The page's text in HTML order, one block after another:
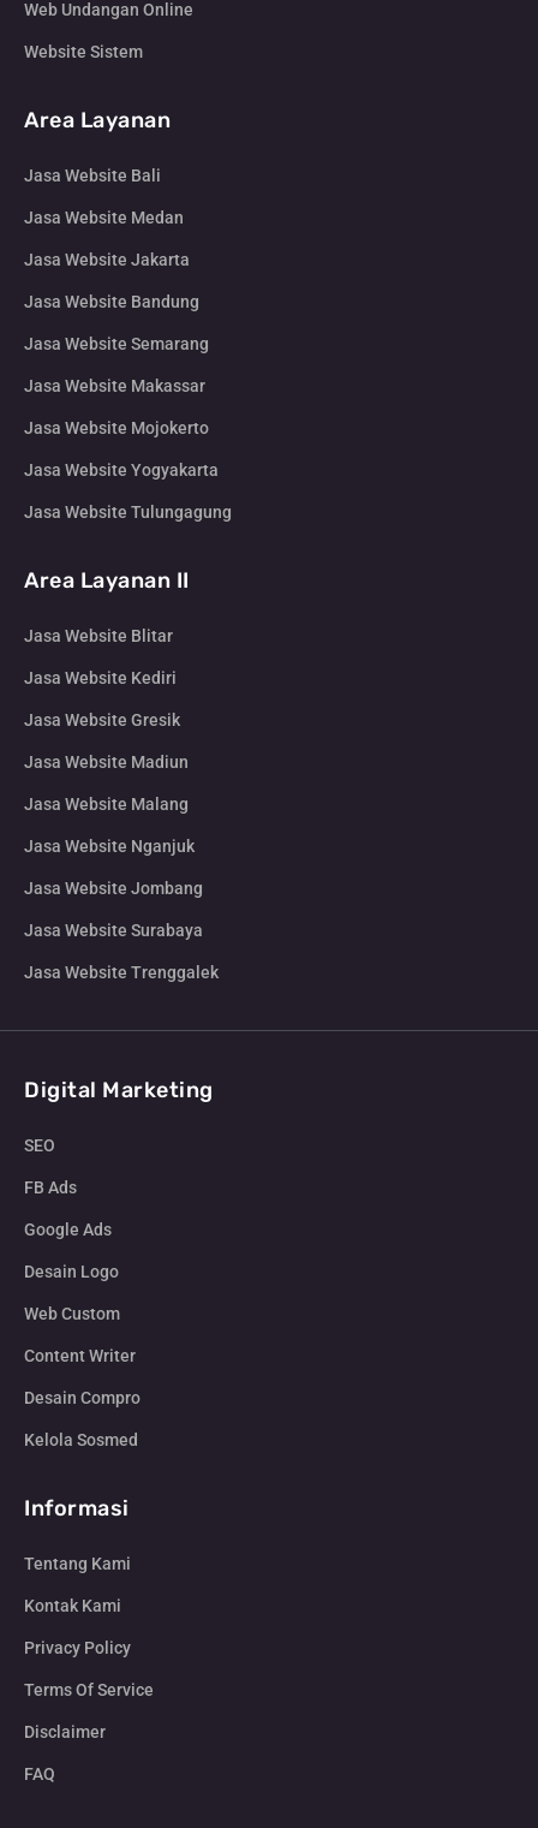
Web Undangan Online
Website Sistem
Area Layanan
Jasa Website Bali
Jasa Website Medan
Jasa Website Jakarta
Jasa Website Bandung
Jasa Website Semarang
Jasa Website Makassar
Jasa Website Mojokerto
Jasa Website Yogyakarta
Jasa Website Tulungagung
Area Layanan II
Jasa Website Blitar
Jasa Website Kediri
Jasa Website Gresik
Jasa Website Madiun
Jasa Website Malang
Jasa Website Nganjuk
Jasa Website Jombang
Jasa Website Surabaya
Jasa Website Trenggalek
Digital Marketing
SEO
FB Ads
Google Ads
Desain Logo
Web Custom
Content Writer
Desain Compro
Kelola Sosmed
Informasi
Tentang Kami
Kontak Kami
Privacy Policy
Terms Of Service
Disclaimer
FAQ